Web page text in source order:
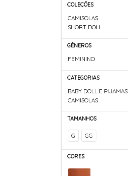
COLEÇÕES
CAMISOLAS
SHORT DOLL
GÊNEROS
FEMININO
CATEGORIAS
BABY DOLL E PIJAMAS
CAMISOLAS
TAMANHOS
G GG
CORES